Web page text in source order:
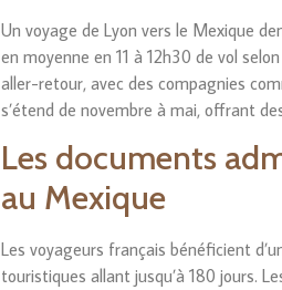
Un voyage de Lyon vers le Mexique
en moyenne en 11 à 12h30 de vol
aller-retour, avec des compagnies
s’étend de novembre à mai, offrant
Les documents
au Mexique
Les voyageurs français bénéficient
touristiques allant jusqu’à 180 jours.